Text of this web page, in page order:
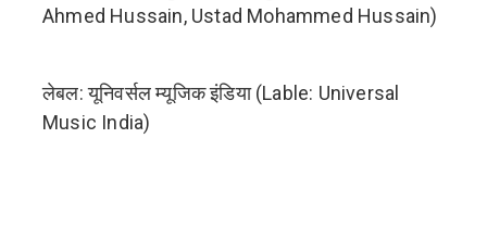
Ahmed Hussain, Ustad Mohammed Hussain)
लेबल: यूनिवर्सल म्यूजिक इंडिया (Lable: Universal
Music India)